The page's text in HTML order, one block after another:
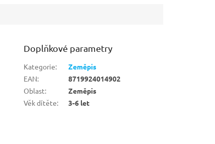
Doplňkové parametry
Kategorie:
Zeměpis
EAN:
8719924014902
Oblast:
Zeměpis
Věk dítěte: 3-6 let